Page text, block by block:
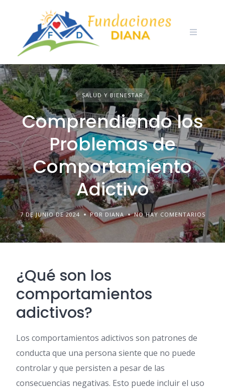
SALUD Y BIENESTAR
Comprendiendo los
Problemas de
Comportamiento
Adictivo
7 DE JUNIO DE 2024 POR DIANA NO HAY COMENTARIOS
¿Qué son los
comportamientos
adictivos?
Los comportamientos adictivos son patrones de
conducta que una persona siente que no puede
controlar y que persisten a pesar de las
consecuencias negativas. Esto puede incluir el uso